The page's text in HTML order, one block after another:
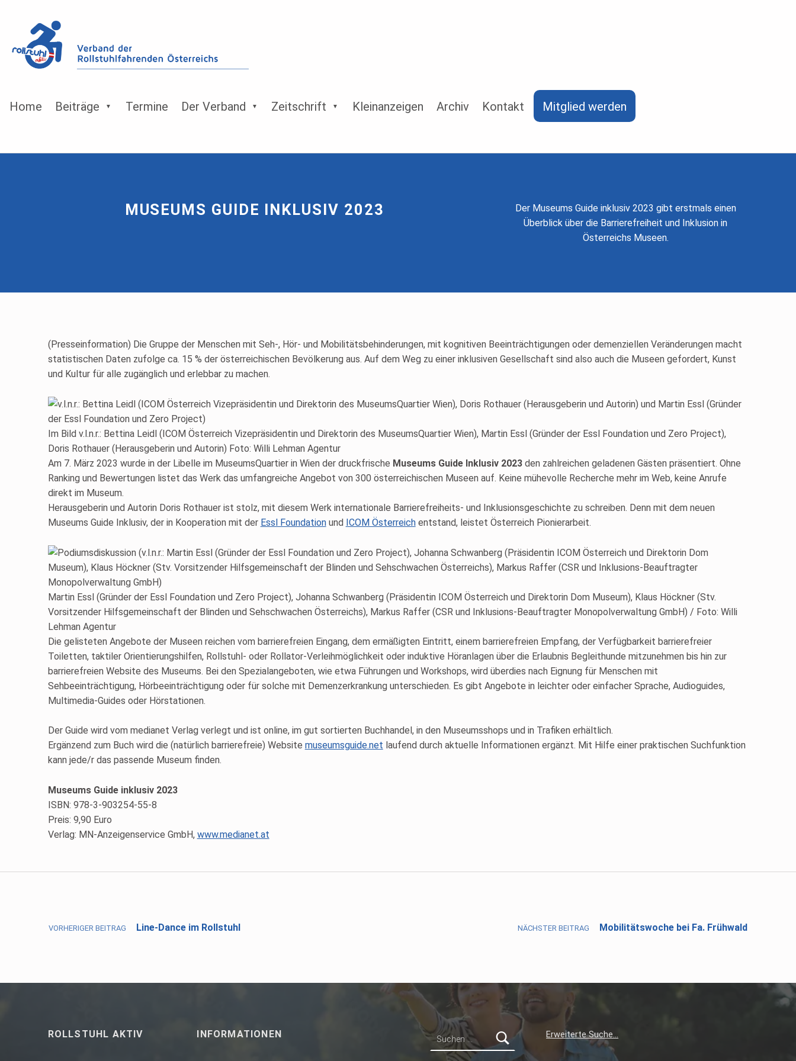
Home Beiträge Termine Der Verband Zeitschrift Kleinanzeigen Archiv Kontakt Mitglied werden
MUSEUMS GUIDE INKLUSIV 2023
Der Museums Guide inklusiv 2023 gibt erstmals einen
Überblick über die Barrierefreiheit und Inklusion in
Österreichs Museen.
(Presseinformation) Die Gruppe der Menschen mit Seh-, Hör- und Mobilitätsbehinderungen, mit kognitiven Beeinträchtigungen oder demenziellen Veränderungen macht
statistischen Daten zufolge ca. 15 % der österreichischen Bevölkerung aus. Auf dem Weg zu einer inklusiven Gesellschaft sind also auch die Museen gefordert, Kunst
und Kultur für alle zugänglich und erlebbar zu machen.
Im Bild v.l.n.r.: Bettina Leidl (ICOM Österreich Vizepräsidentin und Direktorin des MuseumsQuartier Wien), Martin Essl (Gründer der Essl Foundation und Zero Project),
Doris Rothauer (Herausgeberin und Autorin) Foto: Willi Lehman Agentur
Am 7. März 2023 wurde in der Libelle im MuseumsQuartier in Wien der druckfrische Museums Guide Inklusiv 2023den zahlreichen geladenen Gästen präsentiert. Ohne
Ranking und Bewertungen listet das Werk das umfangreiche Angebot von 300 österreichischen Museen auf. Keine mühevolle Recherche mehr im Web, keine Anrufe
direkt im Museum.
Herausgeberin und Autorin Doris Rothauer ist stolz, mit diesem Werk internationale Barrierefreiheits- und Inklusionsgeschichte zu schreiben. Denn mit dem neuen
Museums Guide Inklusiv, der in Kooperation mit der Essl Foundationund ICOM Österreichentstand, leistet Österreich Pionierarbeit.
Martin Essl (Gründer der Essl Foundation und Zero Project), Johanna Schwanberg (Präsidentin ICOM Österreich und Direktorin Dom Museum), Klaus Höckner (Stv.
Vorsitzender Hilfsgemeinschaft der Blinden und Sehschwachen Österreichs), Markus Raffer (CSR und Inklusions-Beauftragter Monopolverwaltung GmbH) / Foto: Willi
Lehman Agentur
Die gelisteten Angebote der Museen reichen vom barrierefreien Eingang, dem ermäßigten Eintritt, einem barrierefreien Empfang, der Verfügbarkeit barrierefreier
Toiletten, taktiler Orientierungshilfen, Rollstuhl- oder Rollator-Verleihmöglichkeit oder induktive Höranlagen über die Erlaubnis Begleithunde mitzunehmen bis hin zur
barrierefreien Website des Museums. Bei den Spezialangeboten, wie etwa Führungen und Workshops, wird überdies nach Eignung für Menschen mit
Sehbeeinträchtigung, Hörbeeinträchtigung oder für solche mit Demenzerkrankung unterschieden. Es gibt Angebote in leichter oder einfacher Sprache, Audioguides,
Multimedia-Guides oder Hörstationen.
Der Guide wird vom medianet Verlag verlegt und ist online, im gut sortierten Buchhandel, in den Museumsshops und in Trafiken erhältlich.
Ergänzend zum Buch wird die (natürlich barrierefreie) Website museumsguide.net laufend durch aktuelle Informationen ergänzt. Mit Hilfe einer praktischen Suchfunktion
kann jede/r das passende Museum finden.
Museums Guide inklusiv 2023
ISBN: 978-3-903254-55-8
Preis: 9,90 Euro
Verlag: MN-Anzeigenservice GmbH, www.medianet.at
Beitragsnavigation
VORHERIGER BEITRAG Line-Dance im Rollstuhl NÄCHSTER BEITRAG Mobilitätswoche bei Fa. Frühwald
ROLLSTUHL AKTIV INFORMATIONEN
Suchen nach:
Erweiterte Suche…